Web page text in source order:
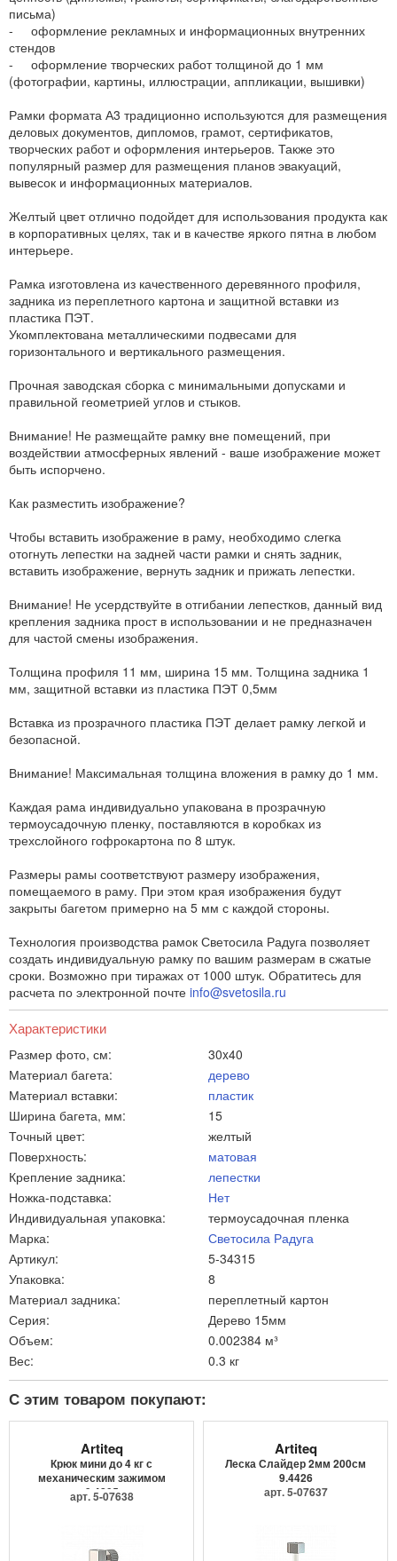
письма)
- оформление рекламных и информационных внутренних
стендов
- оформление творческих работ толщиной до 1 мм
(фотографии, картины, иллюстрации, аппликации, вышивки)
Рамки формата А3 традиционно используются для размещения
деловых документов, дипломов, грамот, сертификатов,
творческих работ и оформления интерьеров. Также это
популярный размер для размещения планов эвакуаций,
вывесок и информационных материалов.
Желтый цвет отлично подойдет для использования продукта как
в корпоративных целях, так и в качестве яркого пятна в любом
интерьере.
Рамка изготовлена из качественного деревянного профиля,
задника из переплетного картона и защитной вставки из
пластика ПЭТ.
Укомплектована металлическими подвесами для
горизонтального и вертикального размещения.
Прочная заводская сборка с минимальными допусками и
правильной геометрией углов и стыков.
Внимание! Не размещайте рамку вне помещений, при
воздействии атмосферных явлений - ваше изображение может
быть испорчено.
Как разместить изображение?
Чтобы вставить изображение в раму, необходимо слегка
отогнуть лепестки на задней части рамки и снять задник,
вставить изображение, вернуть задник и прижать лепестки.
Внимание! Не усердствуйте в отгибании лепестков, данный вид
крепления задника прост в использовании и не предназначен
для частой смены изображения.
Толщина профиля 11 мм, ширина 15 мм. Толщина задника 1
мм, защитной вставки из пластика ПЭТ 0,5мм
Вставка из прозрачного пластика ПЭТ делает рамку легкой и
безопасной.
Внимание! Максимальная толщина вложения в рамку до 1 мм.
Каждая рама индивидуально упакована в прозрачную
термоусадочную пленку, поставляются в коробках из
трехслойного гофрокартона по 8 штук.
Размеры рамы соответствуют размеру изображения,
помещаемого в раму. При этом края изображения будут
закрыты багетом примерно на 5 мм с каждой стороны.
Технология производства рамок Светосила Радуга позволяет
создать индивидуальную рамку по вашим размерам в сжатые
сроки. Возможно при тиражах от 1000 штук. Обратитесь для
расчета по электронной почте info@svetosila.ru
Характеристики
Размер фото, см:
30x40
Материал багета:
дерево
Материал вставки:
пластик
Ширина багета, мм:
15
Точный цвет:
желтый
Поверхность:
матовая
Крепление задника:
лепестки
Ножка-подставка:
Нет
Индивидуальная упаковка:
термоусадочная пленка
Марка:
Светосила Радуга
Артикул:
5-34315
Упаковка:
8
Материал задника:
переплетный картон
Серия:
Дерево 15мм
Объем:
0.002384 м³
Вес:
0.3 кг
С этим товаром покупают:
Artiteq
Крюк мини до 4 кг с
механическим зажимом
9.4205
арт. 5-07638
Artiteq
Леска Слайдер 2мм 200см
9.4426
арт. 5-07637